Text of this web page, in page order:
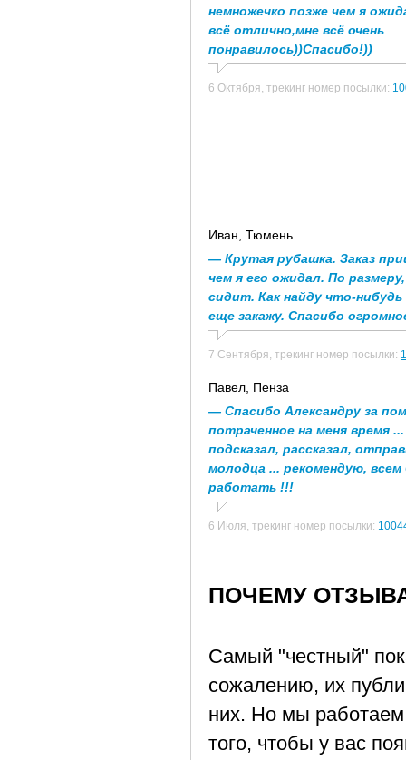
немножечко позже чем я
всё отлично,мне всё очень
понравилось))Спасибо!))
6 Октября, трекинг номер посылки:
Иван , Тюмень
— Крутая рубашка. Заказ
чем я его ожидал. По
сидит. Как найду что-
еще закажу. Спасибо
7 Сентября, трекинг номер посылки:
Павел , Пенза
— Спасибо Александру за
потраченное на меня время
подсказал, рассказал,
молодца ... рекомендую,
работать !!!
6 Июля, трекинг номер посылки:
ПОЧЕМУ
Самый "честный"
сожалению, их
них. Но мы
того, чтобы у вас